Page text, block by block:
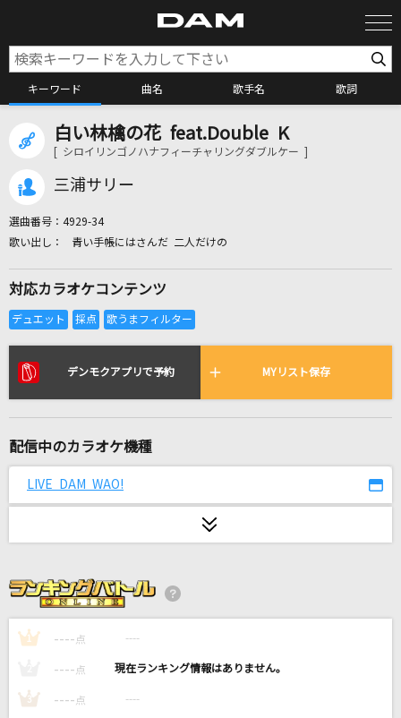
キーワード 曲名 歌手名 歌詞
カラオケ検索
全国りれき
リアルタイムで歌われている曲の一覧
花鳥風月
[生音]時の流れに身をまかせ
Knights the Phantom Thief
[Knights]月永レオ(CV.浅沼晋太郎)、瀬名泉(CV.伊藤マサミ)、朔間凛月(C
V.山下大輝)、鳴上嵐(CV.北村諒)、朱桜司(CV.土田玲央)
生きてる生きてく(ドラえもんアニメバージョン)
白い林檎の花 feat.Double K
[ シロイリンゴノハナフィーチャリングダブルケー ]
三浦サリー
選曲番号： 4929-34
青い手帳にはさんだ 二人だけの
対応カラオケコンテンツ
デンモクアプリで予約 MYリスト保存
配信中のカラオケ機種
LIVE DAM WAO!
1 ---- 点 ----
---- 点 ----
3 ---- 点 ----